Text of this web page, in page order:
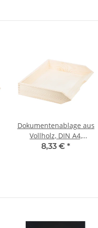
Dokumentenablage aus
Vollholz, DIN A4,
Querformat 34 x 27 x 7
8,33 € *